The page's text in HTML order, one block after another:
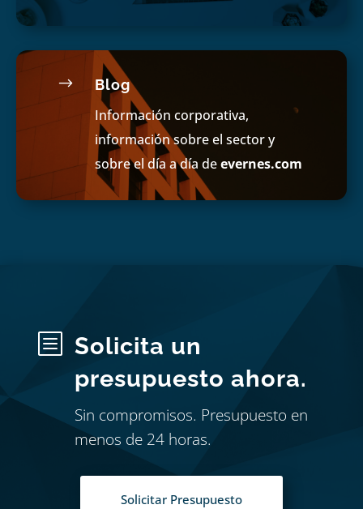
$ Blog
Información corporativa,
información sobre el sector y
sobre el día a día deevernes.com
b
Solicita un
presupuesto ahora.
Sin compromisos. Presupuesto en
menos de 24 horas.
Solicitar Presupuesto